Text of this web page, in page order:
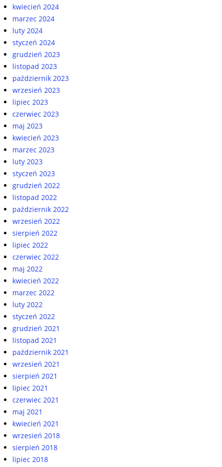
kwiecień 2024
marzec 2024
luty 2024
styczeń 2024
grudzień 2023
listopad 2023
październik 2023
wrzesień 2023
lipiec 2023
czerwiec 2023
maj 2023
kwiecień 2023
marzec 2023
luty 2023
styczeń 2023
grudzień 2022
listopad 2022
październik 2022
wrzesień 2022
sierpień 2022
lipiec 2022
czerwiec 2022
maj 2022
kwiecień 2022
marzec 2022
luty 2022
styczeń 2022
grudzień 2021
listopad 2021
październik 2021
wrzesień 2021
sierpień 2021
lipiec 2021
czerwiec 2021
maj 2021
kwiecień 2021
wrzesień 2018
sierpień 2018
lipiec 2018